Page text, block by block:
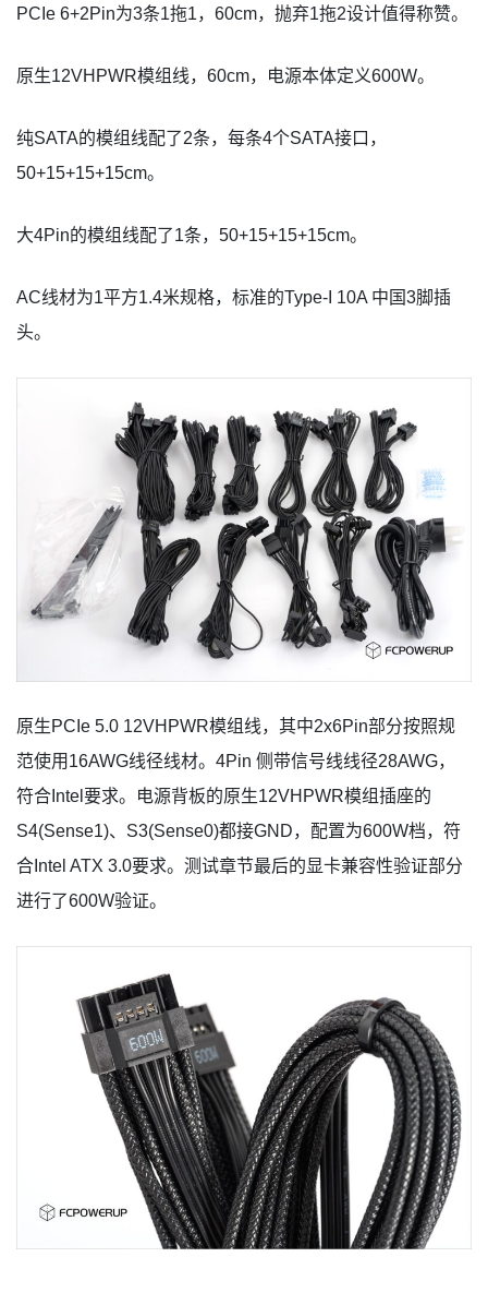
PCIe 6+2Pin为3条1拖1，60cm，抛弃1拖2设计值得称赞。
原生12VHPWR模组线，60cm，电源本体定义600W。
纯SATA的模组线配了2条，每条4个SATA接口，
50+15+15+15cm。
大4Pin的模组线配了1条，50+15+15+15cm。
AC线材为1平方1.4米规格，标准的Type-I 10A 中国3脚插
头。
原生PCIe 5.0 12VHPWR模组线，其中2x6Pin部分按照规
范使用16AWG线径线材。4Pin 侧带信号线线径28AWG，
符合Intel要求。电源背板的原生12VHPWR模组插座的
S4(Sense1)、S3(Sense0)都接GND，配置为600W档，符
合Intel ATX 3.0要求。测试章节最后的显卡兼容性验证部分
进行了600W验证。